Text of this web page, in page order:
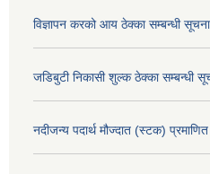
विज्ञापन करको आय ठेक्का सम्बन्धी
जडिबुटी निकासी शुल्क ठेक्का सम्बन्धी
नदीजन्य पदार्थ मौज्दात (स्टक)